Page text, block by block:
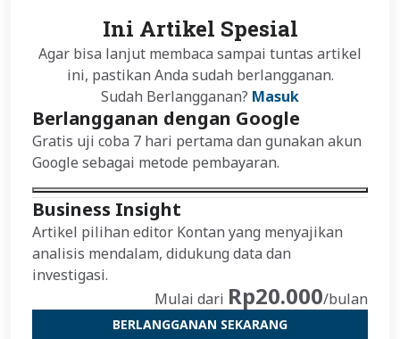
Ini Artikel Spesial
Agar bisa lanjut membaca sampai tuntas artikel
ini, pastikan Anda sudah berlangganan.
Sudah Berlangganan? Masuk
Berlangganan dengan Google
Gratis uji coba 7 hari pertama dan gunakan akun
Google sebagai metode pembayaran.
Business Insight
Artikel pilihan editor Kontan yang menyajikan
analisis mendalam, didukung data dan
investigasi.
Mulai dari Rp20.000/bulan
BERLANGGANAN SEKARANG